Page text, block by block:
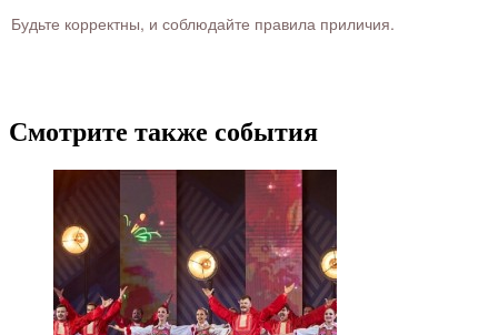
Будьте корректны, и соблюдайте правила приличия.
Смотрите также события